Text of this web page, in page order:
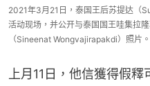
2021年3月21日，泰国王后苏提达（
活动现场，并公开与泰国国王哇集拉
（Sineenat Wongvajirapakdi）照片
上月11日，他信獲得假